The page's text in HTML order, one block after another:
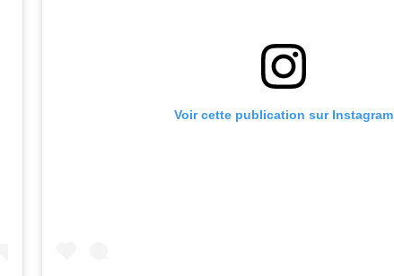
Voir cette publication sur Instagram